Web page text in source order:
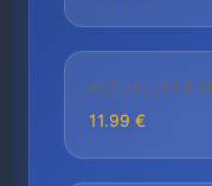
AKTUELLER
11.99 €